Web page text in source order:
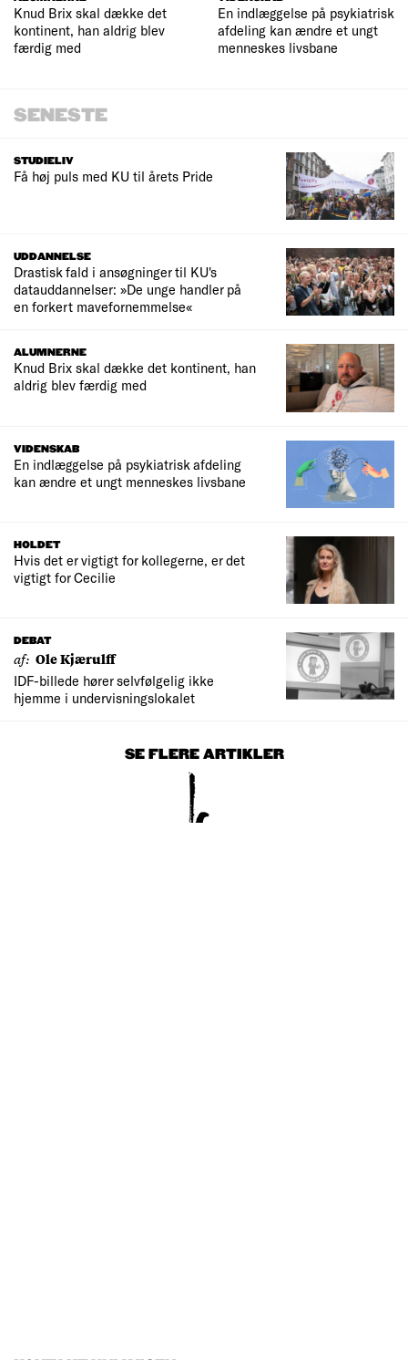
Knud Brix skal dække det
kontinent, han aldrig blev
færdig med
En indlæggelse på psykiatrisk
afdeling kan ændre et ungt
menneskes livsbane
SENESTE
STUDIELIV
Få høj puls med KU til årets Pride
UDDANNELSE
Drastisk fald i ansøgninger til KU's
datauddannelser: »De unge handler på
en forkert mavefornemmelse«
ALUMNERNE
Knud Brix skal dække det kontinent, han
aldrig blev færdig med
VIDENSKAB
En indlæggelse på psykiatrisk afdeling
kan ændre et ungt menneskes livsbane
HOLDET
Hvis det er vigtigt for kollegerne, er det
vigtigt for Cecilie
DEBAT
af: Ole Kjærulff
IDF-billede hører selvfølgelig ikke
hjemme i undervisningslokalet
SE FLERE ARTIKLER